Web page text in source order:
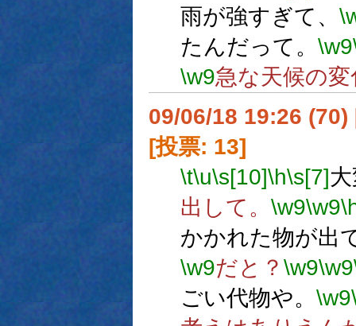
雨が強すぎて、
たんだって。 \w9
\w9急な天候の
09/06/18 19:26 (70)
[投票: 13]
\t\u\s[10]\h\s[7]
出して。 \w9\w9
かかれた物が出
\w9だと？ \w9\w9
ごい代物や。 \w9